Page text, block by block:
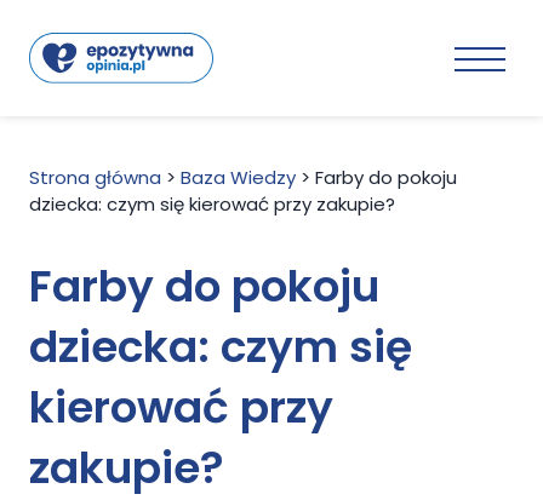
Strona główna > Baza Wiedzy > Farby do pokoju
dziecka: czym się kierować przy zakupie?
Farby do pokoju
dziecka: czym się
kierować przy
zakupie?